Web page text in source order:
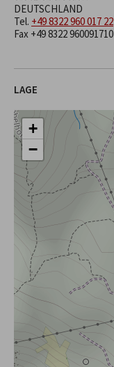
DEUTSCHLAND
Tel. +49 8322 960 017 22
Fax +49 8322 960091710
LAGE
+
−